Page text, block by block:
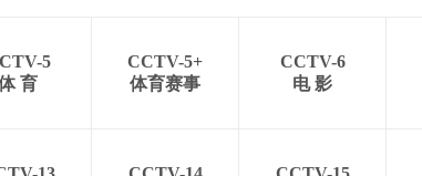
5
育
CCTV-5+
体育赛事
CCTV-6
电 影